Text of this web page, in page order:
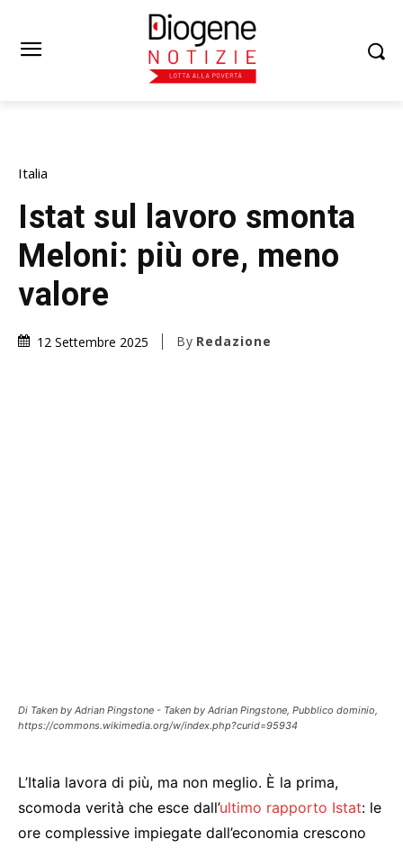
Italia
Istat sul lavoro smonta
Meloni: più ore, meno
valore
12 Settembre 2025 By Redazione
Di Taken by Adrian Pingstone - Taken by Adrian Pingstone, Pubblico dominio,
https://commons.wikimedia.org/w/index.php?curid=95934
L’Italia lavora di più, ma non meglio. È la prima,
scomoda verità che esce dall’ultimo rapporto Istat: le
ore complessive impiegate dall’economia crescono